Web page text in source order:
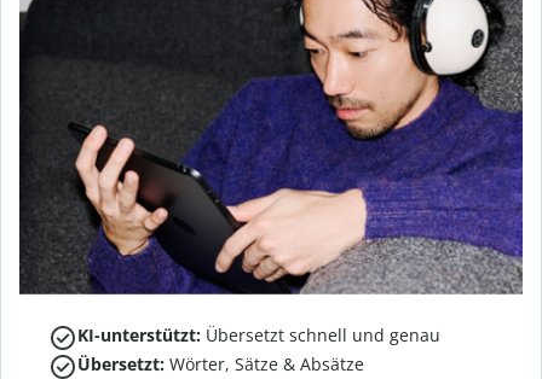
KI-unterstützt: Übersetzt schnell und genau
Übersetzt: Wörter, Sätze & Absätze